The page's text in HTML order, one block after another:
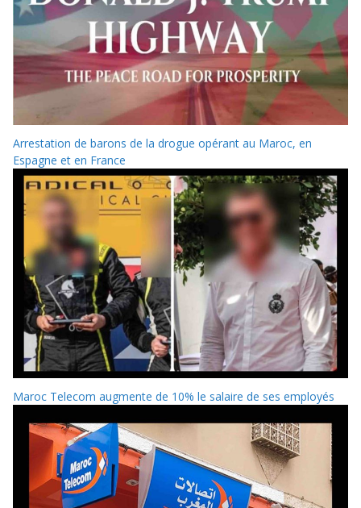
Arrestation de barons de la drogue opérant au Maroc, en
Espagne et en France
Maroc Telecom augmente de 10% le salaire de ses employés